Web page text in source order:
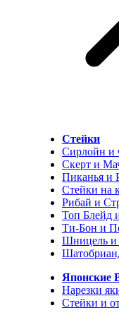
Стейки
Сирлойн и
Скерт и
Пиканья и
Стейки на
Рибай и
Топ Блейд
Ти-Бон и
Шницель
Японские
Нарезки
Стейки и